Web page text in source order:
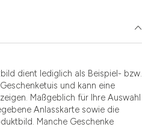
dient lediglich als Beispiel- bzw.
und kann eine
Maßgeblich für Ihre Auswahl
Anlasskarte sowie die
Manche Geschenke